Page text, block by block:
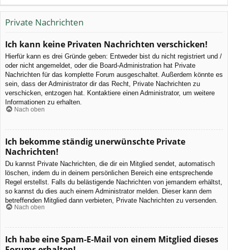
Private Nachrichten
Ich kann keine Privaten Nachrichten verschicken!
Hierfür kann es drei Gründe geben: Entweder bist du nicht registriert und /
oder nicht angemeldet, oder die Board-Administration hat Private
Nachrichten für das komplette Forum ausgeschaltet. Außerdem könnte es
sein, dass der Administrator dir das Recht, Private Nachrichten zu
verschicken, entzogen hat. Kontaktiere einen Administrator, um weitere
Informationen zu erhalten.
Nach oben
Ich bekomme ständig unerwünschte Private
Nachrichten!
Du kannst Private Nachrichten, die dir ein Mitglied sendet, automatisch
löschen, indem du in deinem persönlichen Bereich eine entsprechende
Regel erstellst. Falls du belästigende Nachrichten von jemandem erhältst,
so kannst du dies auch einem Administrator melden. Dieser kann dem
betreffenden Mitglied dann verbieten, Private Nachrichten zu versenden.
Nach oben
Ich habe eine Spam-E-Mail von einem Mitglied dieses